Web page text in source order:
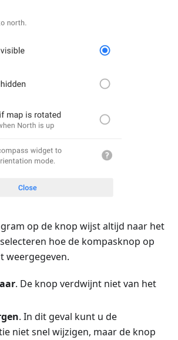
op de knop wijst altijd naar het
hoe de kompasknop op
weergegeven.
. De knop verdwijnt niet van het
. In dit geval kunt u de
niet snel wijzigen, maar de knop